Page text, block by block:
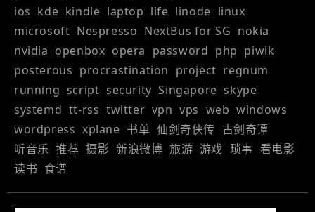
ios kde kindle laptop life linode linux
microsoft Nespresso NextBus for SG nokia
nvidia openbox opera password php piwik
posterous procrastination project regnum
running script security Singapore skype
systemd tt-rss twitter vpn vps web windows
wordpress xplane 书单 仙剑奇侠传 古剑奇谭
听音乐 推荐 摄影 新浪微博 旅游 游戏 琐事 看电影
读书 食谱